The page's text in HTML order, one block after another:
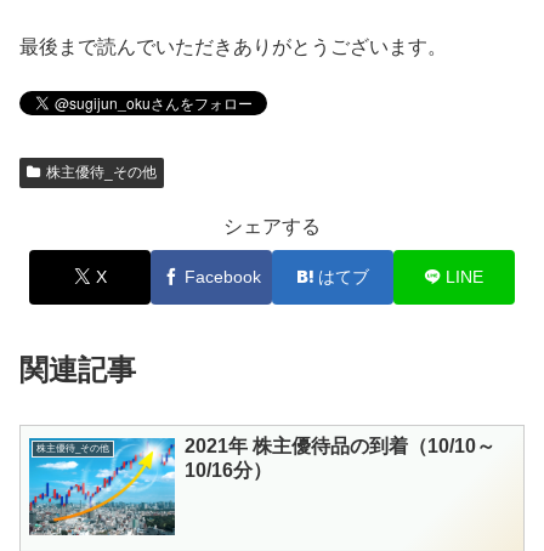
最後まで読んでいただきありがとうございます。
株主優待_その他
シェアする
X Facebook はてブ LINE
関連記事
株主優待_その他
2021年 株主優待品の到着（10/10～
10/16分）